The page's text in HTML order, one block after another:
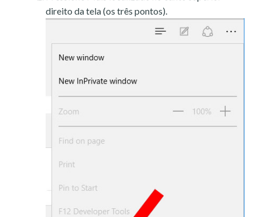
direito da tela (os três pontos).